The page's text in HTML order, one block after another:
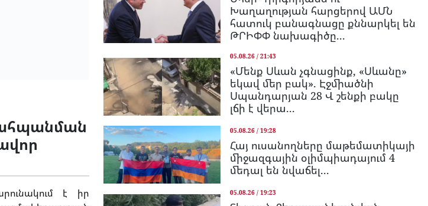
է իր
Խաղաղության հարցերով ԱՄՆ
հատուկ բանագնացը քննարկել են
ԹՐԻՓՓ նախագիծը...
05.08.26 / 21:43
«Մենք Սևան չգնացինք, «Սևանը»
եկավ մեր բակ». Էջմիածնի
Սպանդարյան 28 Վ շենքի բակը
լճի է վերա...
05.08.26 / 19:28
Հայ ուսանողները մաթեմատիկայի
միջազգային օլիմպիադայում 4
մեդալ են նվաճել...
05.08.26 / 19:23